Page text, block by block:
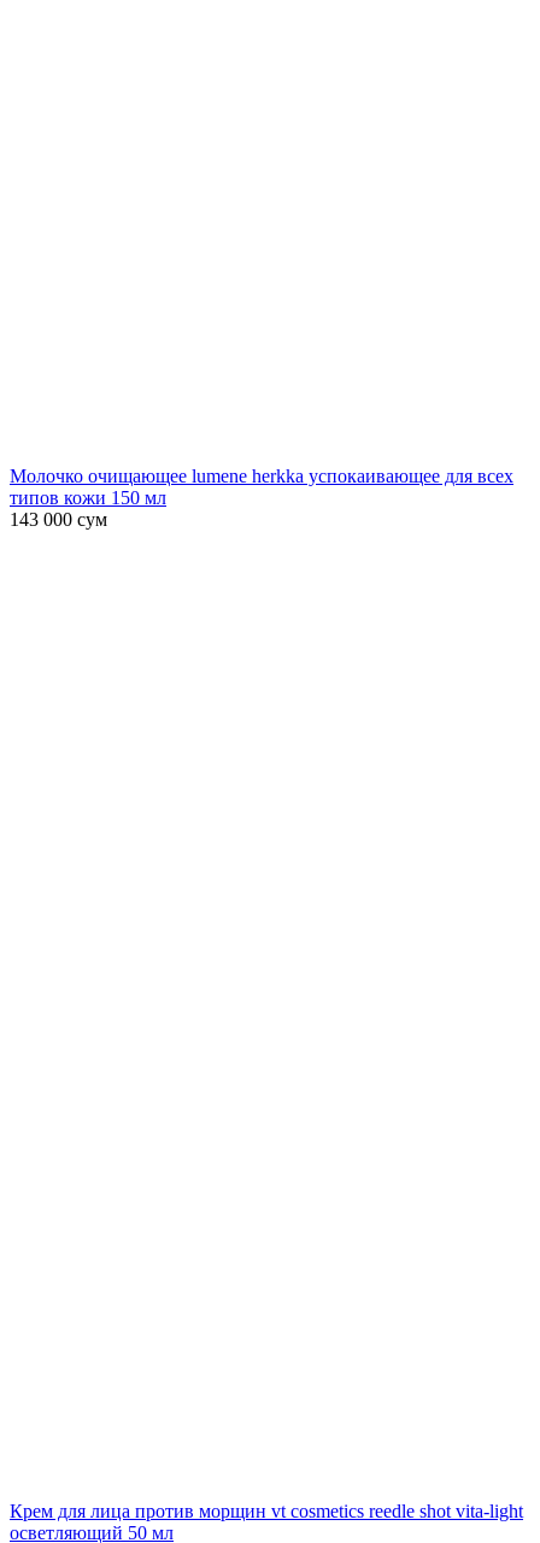
Молочко очищающее lumene herkka успокаивающее для всех
типов кожи 150 мл
143 000 сум
Крем для лица против морщин vt cosmetics reedle shot vita-light
осветляющий 50 мл